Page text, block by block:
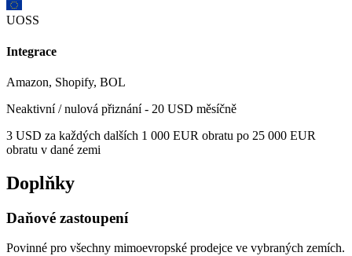
UOSS
Integrace
Amazon, Shopify, BOL
Neaktivní / nulová přiznání - 20 USD měsíčně
3 USD za každých dalších 1 000 EUR obratu po 25 000 EUR
obratu v dané zemi
Doplňky
Daňové zastoupení
Povinné pro všechny mimoevropské prodejce ve vybraných zemích.